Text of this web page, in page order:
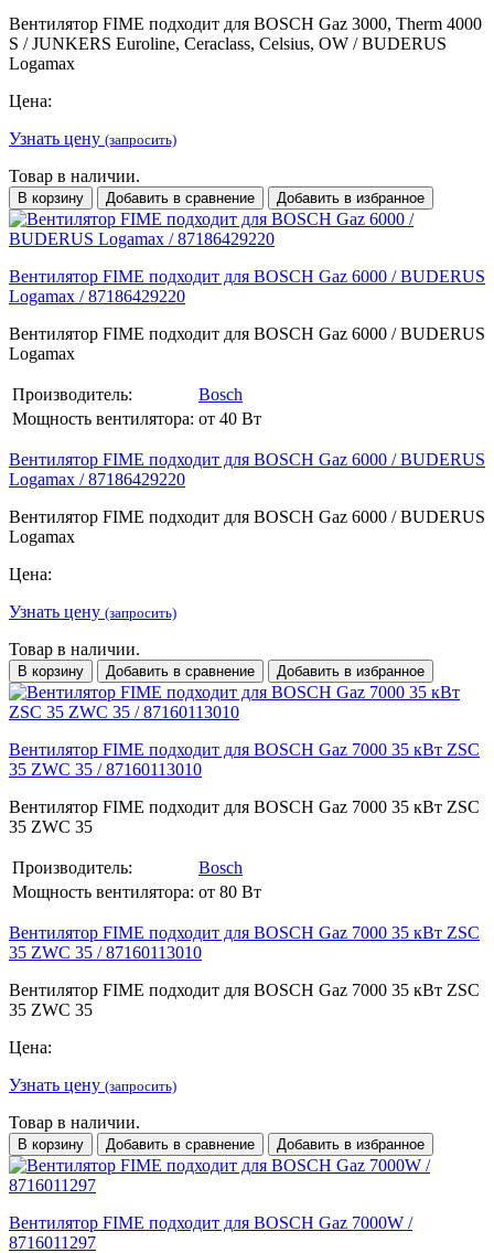
Вентилятор FIME подходит для BOSCH Gaz 3000, Therm 4000
S / JUNKERS Euroline, Ceraclass, Celsius, OW / BUDERUS
Logamax
Цена:
Узнать цену (запросить)
Товар в наличии.
В корзину Добавить в сравнение Добавить в избранное
Вентилятор FIME подходит для BOSCH Gaz 6000 / BUDERUS
Logamax / 87186429220
Вентилятор FIME подходит для BOSCH Gaz 6000 / BUDERUS
Logamax
Производитель:
Bosch
Мощность вентилятора: от 40 Вт
Вентилятор FIME подходит для BOSCH Gaz 6000 / BUDERUS
Logamax / 87186429220
Вентилятор FIME подходит для BOSCH Gaz 6000 / BUDERUS
Logamax
Цена:
Узнать цену (запросить)
Товар в наличии.
В корзину Добавить в сравнение Добавить в избранное
Вентилятор FIME подходит для BOSCH Gaz 7000 35 кВт ZSC
35 ZWC 35 / 87160113010
Вентилятор FIME подходит для BOSCH Gaz 7000 35 кВт ZSC
35 ZWC 35
Производитель:
Bosch
Мощность вентилятора: от 80 Вт
Вентилятор FIME подходит для BOSCH Gaz 7000 35 кВт ZSC
35 ZWC 35 / 87160113010
Вентилятор FIME подходит для BOSCH Gaz 7000 35 кВт ZSC
35 ZWC 35
Цена:
Узнать цену (запросить)
Товар в наличии.
В корзину Добавить в сравнение Добавить в избранное
Вентилятор FIME подходит для BOSCH Gaz 7000W /
8716011297